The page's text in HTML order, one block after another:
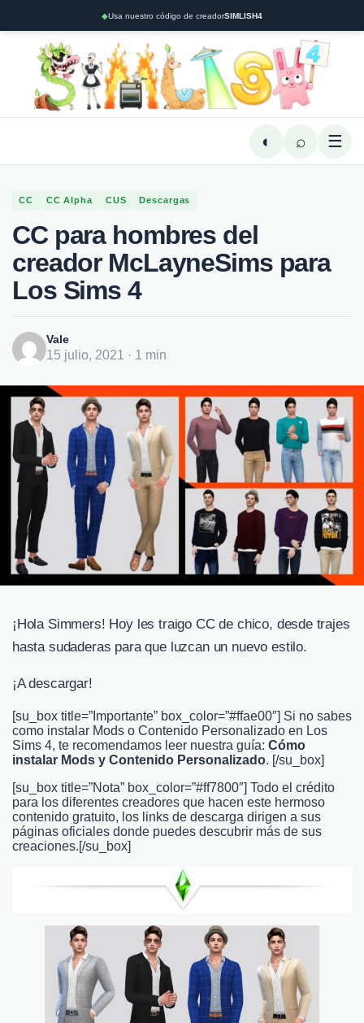
◆Usa nuestro código de creadorSIMLISH4
◐ ⌕ ☰
CC CC Alpha CUS Descargas
CC para hombres del
creador McLayneSims para
Los Sims 4
Vale
15 julio, 2021 · 1 min
¡Hola Simmers! Hoy les traigo CC de chico, desde trajes
hasta sudaderas para que luzcan un nuevo estilo.
¡A descargar!
[su_box title=”Importante” box_color=”#ffae00″] Si no sabes
como instalar Mods o Contenido Personalizado en Los
Sims 4, te recomendamos leer nuestra guía: Cómo
instalar Mods y Contenido Personalizado. [/su_box]
[su_box title=”Nota” box_color=”#ff7800″] Todo el crédito
para los diferentes creadores que hacen este hermoso
contenido gratuito, los links de descarga dirigen a sus
páginas oficiales donde puedes descubrir más de sus
creaciones.[/su_box]